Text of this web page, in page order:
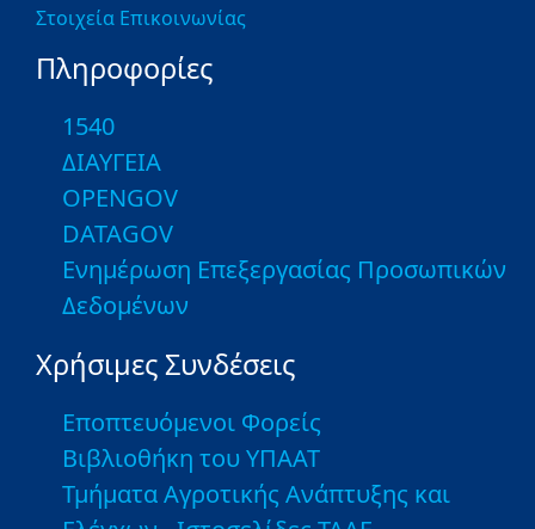
Στοιχεία Επικοινωνίας
Πληροφορίες
1540
ΔΙΑΥΓΕΙΑ
OPENGOV
DATAGOV
Ενημέρωση Επεξεργασίας Προσωπικών
Δεδομένων
Χρήσιμες Συνδέσεις
Εποπτευόμενοι Φορείς
Βιβλιοθήκη του ΥΠΑΑΤ
Τμήματα Αγροτικής Ανάπτυξης και